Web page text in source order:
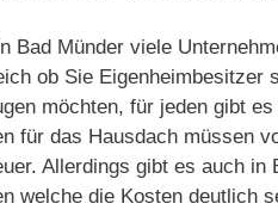
Bad Münder viele
ob Sie Eigenheimbesitzer
möchten, für jeden gibt
für das Hausdach müssen
Allerdings gibt es auch in
welche die Kosten deutlich